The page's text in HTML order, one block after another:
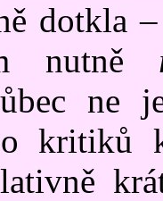
dotkla–
nutně
ne
kritiků